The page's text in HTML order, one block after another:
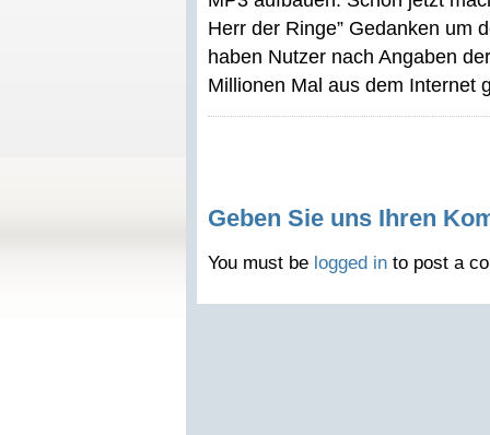
Herr der Ringe” Gedanken um
haben Nutzer nach Angaben
Millionen Mal aus dem Internet
Geben Sie uns Ihren
You must be logged in to post a